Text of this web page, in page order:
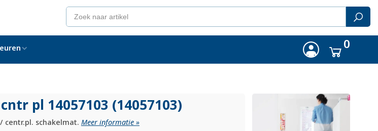
0
pl 14057103 (14057103)
centr.pl. schakelmat. Meer informatie »